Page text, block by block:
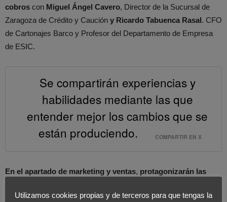
cobros con Miguel Ángel Cavero, Director de la Sucursal de
Zaragoza de Crédito y Caución y Ricardo Tabuenca Rasal. CFO
de Cartonajes Barco y Profesor del Departamento de Empresa
de ESIC.
Se compartirán experiencias y
habilidades mediante las que
entender mejor los cambios que se
están produciendo.
COMPARTIR EN X
En el apartado de marketing y ventas, protagonizarán las
Express, que hablará de los engranajes de fidelización en la
Utilizamos cookies propias y de terceros para que tengas la